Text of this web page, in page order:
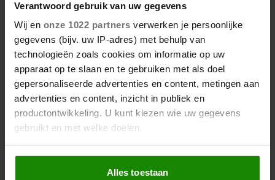
Verantwoord gebruik van uw gegevens
Wij en onze 1022 partners verwerken je persoonlijke
gegevens (bijv. uw IP-adres) met behulp van
technologieën zoals cookies om informatie op uw
apparaat op te slaan en te gebruiken met als doel
gepersonaliseerde advertenties en content, metingen aan
advertenties en content, inzicht in publiek en
productontwikkeling. U kunt kiezen wie uw gegevens
gebruikt en met welke doelen.
Als u het toestaat, willen we ook graag:
Informatie verzamelen over uw geografische
Alles toestaan